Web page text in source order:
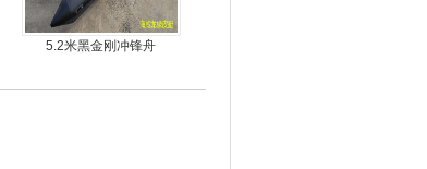
5.2米黑金刚冲锋舟